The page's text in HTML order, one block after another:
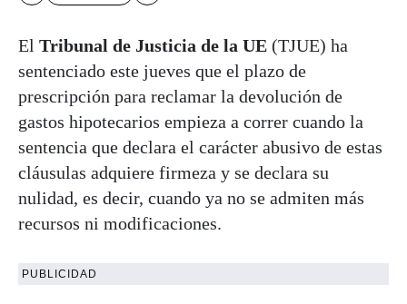
El Tribunal de Justicia de la UE (TJUE) ha
sentenciado este jueves que el plazo de
prescripción para reclamar la devolución de
gastos hipotecarios empieza a correr cuando la
sentencia que declara el carácter abusivo de estas
cláusulas adquiere firmeza y se declara su
nulidad, es decir, cuando ya no se admiten más
recursos ni modificaciones.
PUBLICIDAD